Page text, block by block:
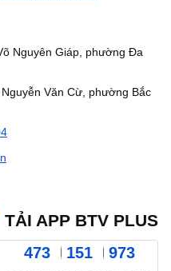
Nguyên Giáp, phường Đa
Văn Cừ, phường Bắc
TẢI APP BTV PLUS
473 151 973